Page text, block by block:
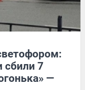
сбили 7
—